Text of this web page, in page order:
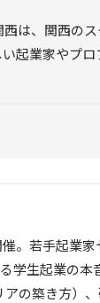
は、関西の
起業家やプ
。若手起業
学生起業の本
の築き方）